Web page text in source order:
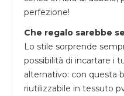
perfezione!
Che regalo sarebbe
Lo stile sorprende
possibilità di incartare i
alternativo: con questa
riutilizzabile in tessuto